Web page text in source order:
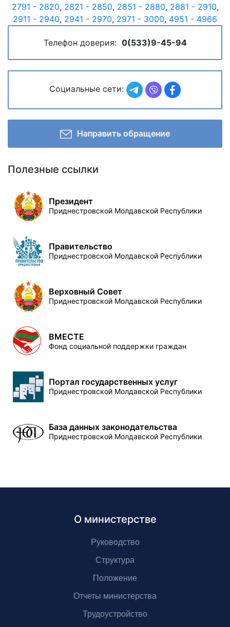
2791 - 2820, 2821 - 2850, 2851 - 2880, 2881 - 2910,
2911 - 2940, 2941 - 2970, 2971 - 3000, 4951 - 4966
Телефон доверия: 0(533)9-45-94
Социальные сети:
Направить обращение
Полезные ссылки
Президент
Приднестровской Молдавской Республики
Правительство
Приднестровской Молдавской Республики
Верховный Совет
Приднестровской Молдавской Республики
ВМЕСТЕ
Фонд социальной поддержки граждан
Портал государственных услуг
Приднестровской Молдавской Республики
База данных законодательства
Приднестровской Молдавской Республики
О министерстве
Руководство
Структура
Положение
Отчеты министерства
Трудоустройство